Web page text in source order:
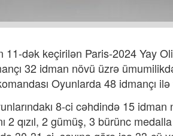
dək keçirilən Paris-2024 Yay
32 idman növü üzrə
Oyunlarda 48 idmançı
8-ci cəhdində 15
2 qızıl, 2 gümüş, 3 bürünc